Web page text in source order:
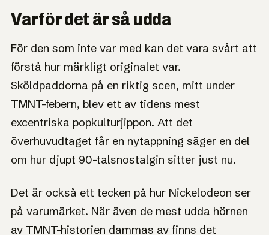
Varför det är så udda
För den som inte var med kan det vara svårt att
förstå hur märkligt originalet var.
Sköldpaddorna på en riktig scen, mitt under
TMNT-febern, blev ett av tidens mest
excentriska popkulturjippon. Att det
överhuvudtaget får en nytappning säger en del
om hur djupt 90-talsnostalgin sitter just nu.
Det är också ett tecken på hur Nickelodeon ser
på varumärket. När även de mest udda hörnen
av TMNT-historien dammas av finns det